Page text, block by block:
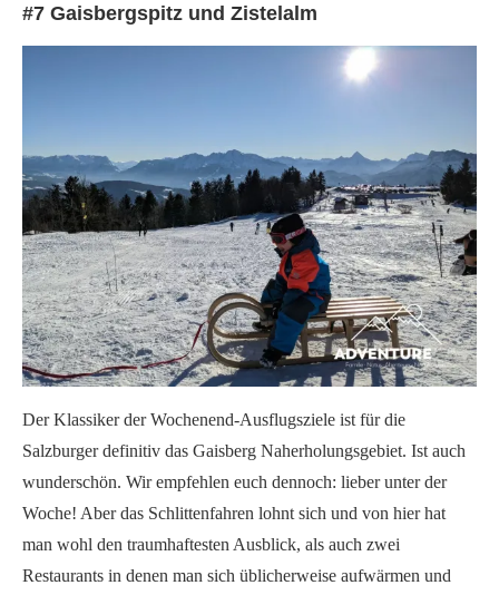
#7 Gaisbergspitz und Zistelalm
Der Klassiker der Wochenend-Ausflugsziele ist für die
Salzburger definitiv das Gaisberg Naherholungsgebiet. Ist auch
wunderschön. Wir empfehlen euch dennoch: lieber unter der
Woche! Aber das Schlittenfahren lohnt sich und von hier hat
man wohl den traumhaftesten Ausblick, als auch zwei
Restaurants in denen man sich üblicherweise aufwärmen und